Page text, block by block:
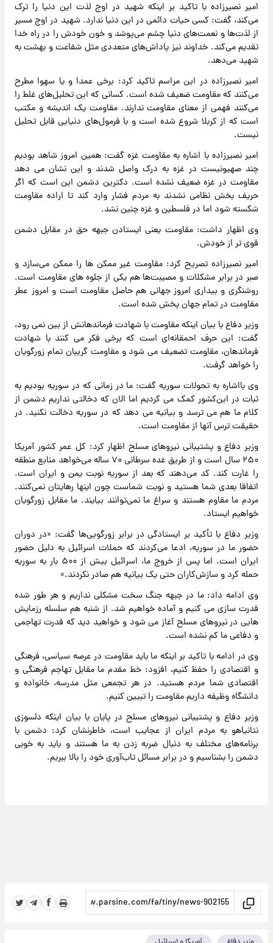
امیر نصیرزاده با تاکید بر اینکه شهید در اوج لذت این دنیا را ترک
می‌کند، گفت: کسی حیات دائمی در این دنیا ندارد. شهید در اوج مسیر
از لذت‌ها و نعمت‌های دنیا چشم می‌پوشد و خون خودش را در راه خدا
تقدیم می‌کند. خداوند نیز پاداش‌های متعددی مثل شفاعت و بهشت به
شهید می‌دهد.
امیر نصیرزاده در این مراسم تاکید کرد: برخی عمدا و یا سهوا مطرح
می‌کنند که مقاومت ضعیف شده است. کسانی که این تحلیل‌های غلط را
می‌کنند فهمی از معنای مقاومت ندارند. مقاومت یک اندیشه و مکتب
است که از کربلا شروع شده است و با فرمول‌های دنیایی قابل تحلیل
نیست.
امیر نصیرزاده با اشاره به مقاومت غزه گفت: همین امروز شاهد بودیم
چند صهیونیست در غزه به درک واصل شدند و این نشان می دهد
مقاومت در غزه ضعیف نشده است. دکترین دشمن این است که اگر
حریف بخش نظامی نشدند به مردم فشار وارد کند تا اراده مقاومت
شکسته شود اما در فلسطین و غزه چنین نشد.
وی اظهار داشت: مقاومت یعنی ایستادن جبهه حق در مقابل دشمن
قوی تر از خودش.
امیر نصیرزاده تصریح کرد: مقاومت غیر ممکن ها را ممکن می‌سازد و
صبر در برابر مشکلات و مصیبت‌ها هم یکی از جلوه های مقاومت است.
روشنگری و بیداری امروز جهانی هم حاصل مقاومت است و امروز عطر
مقاومت در تمام جهان پخش شده است.
وزیر دفاع با بیان اینکه مقاومت با شهادت فرماندهانش از بین نمی رود،
گفت: این حرف احمقانه‌ای است که برخی فکر می کنند با شهادت
فرماندهان، مقاومت تضعیف می شود و مقاومت گریبان تمام زورگویان
را خواهد گرفت.
وی بااشاره به تحولات سوریه گفت: ما در زمانی که در سوریه بودیم به
ثبات در این‌کشور کمک می کردیم اما الان که دخالتی نداریم دشمن از
کلام ما هم می ترسد و بیانیه می دهد که در سوریه دخالت نکنید. در
حقیقت ترس آنها از مقاومت است.
وزیر دفاع و پشتیبانی نیروهای مسلح اظهار کرد: کل عمر کشور آمریکا
۲۵۰ سال است و از طریق غده سرطانی ۷۰ ساله می‌خواهد منابع منطقه
را غارت کند. کد می‌دهند که بعد از سوریه نوبت یمن و ایران است.
اتفاقا بعدی شما هستید و نوبت شماست چون اینها رهایتان نمی‌کنند.
مردم ما مقاوم هستند و سراغ ما نمی‌توانند بیایند. ما مقابل زورگویان
خواهیم ایستاد.
وزیر دفاع با تأکید بر ایستادگی در برابر زورگویی‌ها گفت: «در دوران
حضور ما در سوریه، ادعا می‌کردند که حملات اسرائیل به دلیل حضور
ایران است. اما پس از خروج ما، اسرائیل بیش از ۵۰۰ بار به سوریه
حمله کرد و سازش‌کاران حتی یک بیانیه هم صادر نکردند.»
وی ادامه داد: ما در جبهه جنگ سخت مشکلی نداریم و هر طور شده
قدرت سازی می کنیم و آماده خواهیم شد. از شنبه هم سلسله رزمایش
هایی در نیروهای مسلح آغاز می شود و خواهید دید که قدرت تهاجمی
و دفاعی ما کم نشده است.
وی در ادامه با تاکید بر اینکه ما باید مقاومت در عرصه سیاسی، فرهنگی
و اقتصادی را حفظ کنیم، افزود: خط مقدم ما مقابل تهاجم فرهنگی و
اقتصادی شما مردم هستید. در هر تجمعی مثل مدرسه، خانواده و
دانشگاه وظیفه داریم مقاومت را تبیین کنیم.
وزیر دفاع و پشتیبانی نیروهای مسلح در پایان با بیان اینکه دلسوزی
نتانیاهو به مردم ایران از عجایب است، خاطرنشان کرد: دشمن با
برنامه‌های مختلف به دنبال ضربه زدن به ما هستند و باید به خوبی
دشمن را بشناسیم و در برابر مسائل تاب‌آوری خود را بالا ببریم.